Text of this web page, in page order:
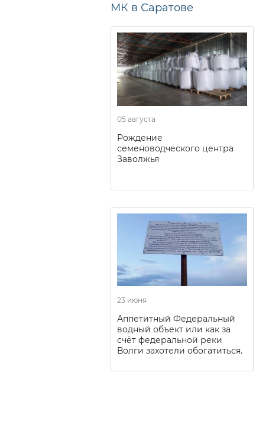
МК в Саратове
05 августа
Рождение
семеноводческого центра
Заволжья
23 июня
Аппетитный Федеральный
водный объект или как за
счёт федеральной реки
Волги захотели обогатиться.